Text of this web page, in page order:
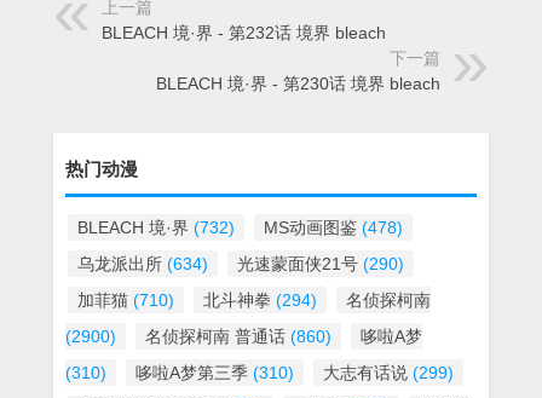
上一篇
BLEACH 境·界 - 第232话 境界 bleach
下一篇
BLEACH 境·界 - 第230话 境界 bleach
热门动漫
BLEACH 境·界 (732) MS动画图鉴 (478)
乌龙派出所 (634) 光速蒙面侠21号 (290)
加菲猫 (710) 北斗神拳 (294)
名侦探柯南
(2900)
名侦探柯南 普通话 (860)
哆啦A梦
(310)
哆啦A梦第三季 (310) 大志有话说 (299)